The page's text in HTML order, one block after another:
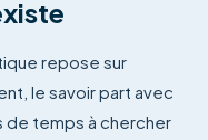
repose sur
le savoir part avec
de temps à chercher